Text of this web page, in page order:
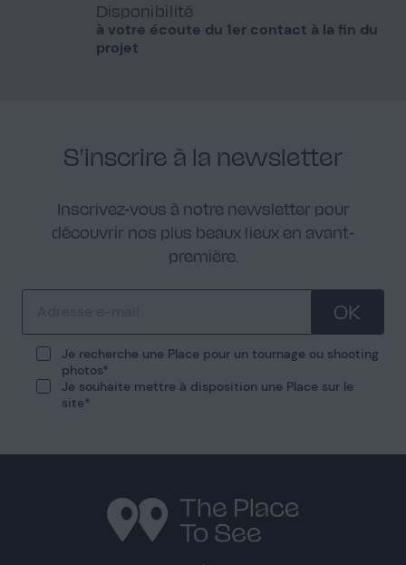
Disponibilité
à votre écoute du 1er contact à la fin du
projet
S'inscrire à la newsletter
Inscrivez-vous à notre newsletter pour
découvrir nos plus beaux lieux en avant-
première.
OK
Je recherche une Place pour un tournage ou shooting
photos
Je souhaite mettre à disposition une Place sur le
site